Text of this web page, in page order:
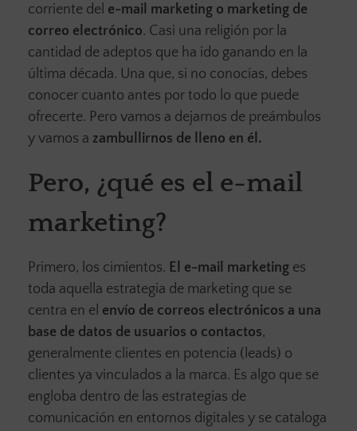
corriente del e-mail marketing o marketing de
correo electrónico. Casi una religión por la
cantidad de adeptos que ha ido ganando en la
última década. Una que, si no conocías, debes
conocer cuanto antes por todo lo que puede
ofrecerte. Pero vamos a dejarnos de preámbulos
y vamos a zambullirnos de lleno en él.
Pero, ¿qué es el e-mail
marketing?
Primero, los cimientos. El e-mail marketing es
toda aquella estrategia de marketing que se
centra en el envío de correos electrónicos a una
base de datos de usuarios o contactos,
generalmente clientes en potencia (leads) o
clientes ya vinculados a la marca. Es algo que se
engloba dentro de las estrategias de
comunicación en entornos digitales y se cataloga